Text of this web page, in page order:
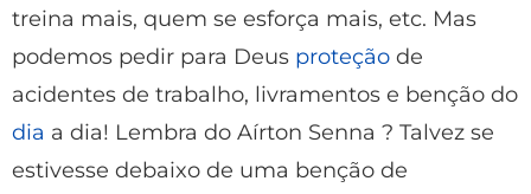
treina mais, quem se esforça mais, etc. Mas
podemos pedir para Deus proteção de
acidentes de trabalho, livramentos e benção do
dia a dia! Lembra do Aírton Senna ? Talvez se
estivesse debaixo de uma benção de